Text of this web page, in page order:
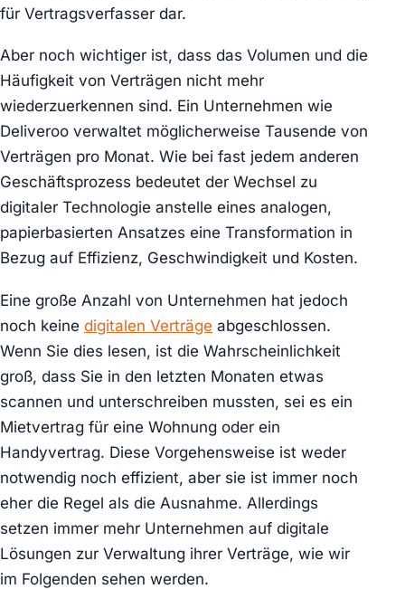
für Vertragsverfasser dar.
Aber noch wichtiger ist, dass das Volumen und die
Häufigkeit von Verträgen nicht mehr
wiederzuerkennen sind. Ein Unternehmen wie
Deliveroo verwaltet möglicherweise Tausende von
Verträgen pro Monat. Wie bei fast jedem anderen
Geschäftsprozess bedeutet der Wechsel zu
digitaler Technologie anstelle eines analogen,
papierbasierten Ansatzes eine Transformation in
Bezug auf Effizienz, Geschwindigkeit und Kosten.
Eine große Anzahl von Unternehmen hat jedoch
noch keine digitalen Verträge abgeschlossen.
Wenn Sie dies lesen, ist die Wahrscheinlichkeit
groß, dass Sie in den letzten Monaten etwas
scannen und unterschreiben mussten, sei es ein
Mietvertrag für eine Wohnung oder ein
Handyvertrag. Diese Vorgehensweise ist weder
notwendig noch effizient, aber sie ist immer noch
eher die Regel als die Ausnahme. Allerdings
setzen immer mehr Unternehmen auf digitale
Lösungen zur Verwaltung ihrer Verträge, wie wir
im Folgenden sehen werden.